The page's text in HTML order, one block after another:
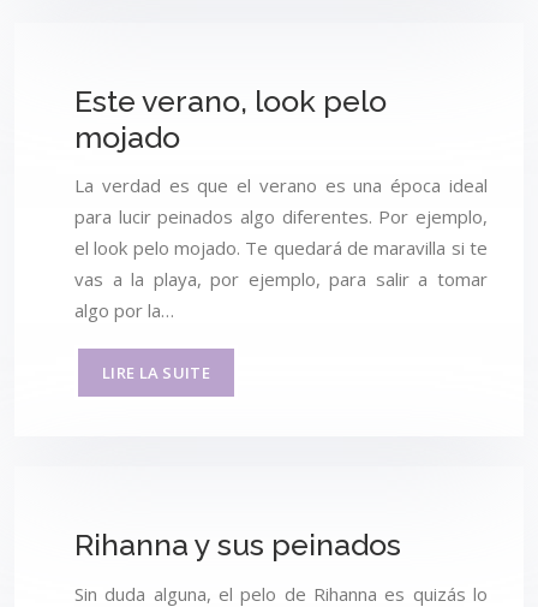
Este verano, look pelo
mojado
La verdad es que el verano es una época ideal
para lucir peinados algo diferentes. Por ejemplo,
el look pelo mojado. Te quedará de maravilla si te
vas a la playa, por ejemplo, para salir a tomar
algo por la…
LIRE LA SUITE
Rihanna y sus peinados
Sin duda alguna, el pelo de Rihanna es quizás lo